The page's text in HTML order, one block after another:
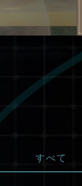
すべて